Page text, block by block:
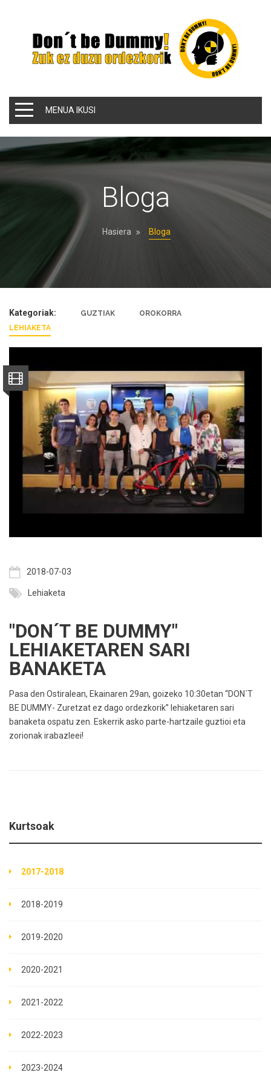
MENUA IKUSI
Bloga
Hasiera Bloga
Kategoriak: GUZTIAK
OROKORRA
LEHIAKETA
2018-07-03
Lehiaketa
"DON´T BE DUMMY"
LEHIAKETAREN SARI
BANAKETA
Pasa den Ostiralean, Ekainaren 29an, goizeko 10:30etan “DON´T
BE DUMMY- Zuretzat ez dago ordezkorik” lehiaketaren sari
banaketa ospatu zen. Eskerrik asko parte-hartzaile guztioi eta
zorionak irabazleei!
Kurtsoak
2017-2018
2018-2019
2019-2020
2020-2021
2021-2022
2022-2023
2023-2024